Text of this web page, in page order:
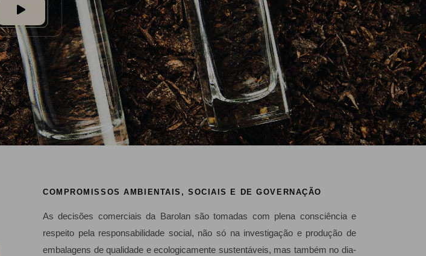
COMPROMISSOS AMBIENTAIS, SOCIAIS E DE GOVERNAÇÃO
As decisões comerciais da Barolan são tomadas com plena consciência e
respeito pela responsabilidade social, não só na investigação e produção de
embalagens de qualidade e ecologicamente sustentáveis, mas também no dia-